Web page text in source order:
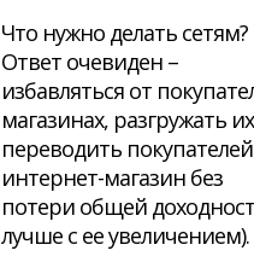
Что нужно делать сетям?
Ответ очевиден –
избавляться от
магазинах, разгружать
переводить
интернет-магазин без
потери общей
лучше с ее увеличением).